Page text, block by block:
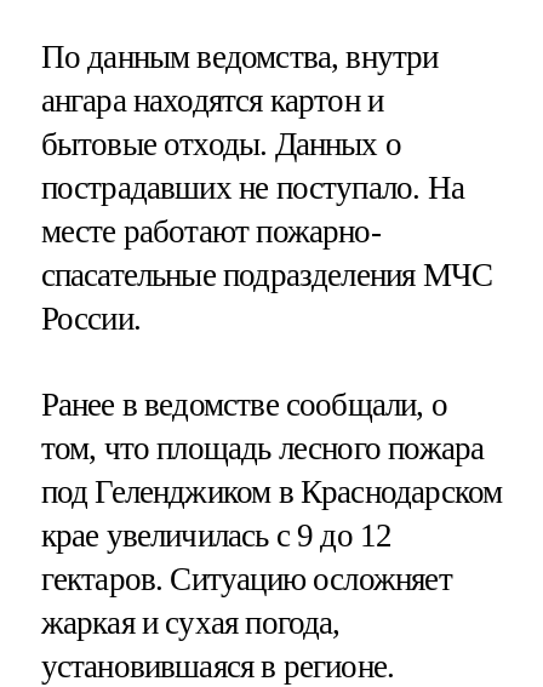
По данным ведомства, внутри
ангара находятся картон и
бытовые отходы. Данных о
пострадавших не поступало. На
месте работают пожарно-
спасательные подразделения МЧС
России.
Ранее в ведомстве сообщали, о
том, что площадь лесного пожара
под Геленджиком в Краснодарском
крае увеличилась с 9 до 12
гектаров. Ситуацию осложняет
жаркая и сухая погода,
установившаяся в регионе.